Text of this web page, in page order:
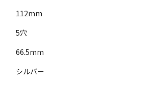
112mm
5穴
66.5mm
シルバー